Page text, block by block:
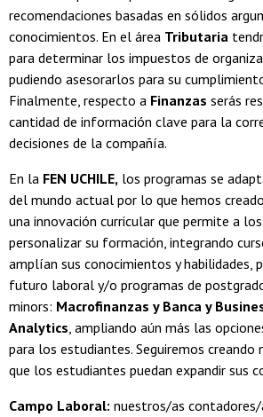
recomendaciones basadas en sólidos
conocimientos. En el área Tributaria
para determinar los impuestos de
pudiendo asesorarlos para su
Finalmente, respecto a Finanzas serás
cantidad de información clave para la
decisiones de la compañía.
En la FEN UCHILE, los programas se
del mundo actual por lo que hemos
una innovación curricular que permite a
personalizar su formación, integrando
amplían sus conocimientos y habilidades,
futuro laboral y/o programas de
minors: Macrofinanzas y Banca y
Analytics, ampliando aún más las
para los estudiantes. Seguiremos creando
que los estudiantes puedan expandir sus
Campo Laboral: nuestros/as